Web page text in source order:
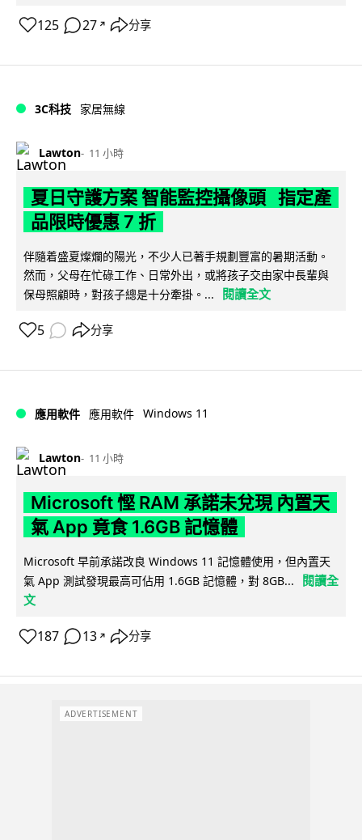
125 27 ↗ 分享
3C科技 家居無線
Lawton 11 小時
夏日守護方案 智能監控攝像頭 指定產
品限時優惠 7 折
伴隨着盛夏燦爛的陽光，不少人已著手規劃豐富的暑期活動。
然而，父母在忙碌工作、日常外出，或將孩子交由家中長輩與
保母照顧時，對孩子總是十分牽掛。...
閱讀全文
5 分享
應用軟件 應用軟件 Windows 11
Lawton 11 小時
Microsoft 慳 RAM 承諾未兌現 內置天
氣 App 竟食 1.6GB 記憶體
Microsoft 早前承諾改良 Windows 11 記憶體使用，但內置天
氣 App 測試發現最高可佔用 1.6GB 記憶體，對 8GB...
閱讀全
文
187 13 ↗ 分享
ADVERTISEMENT